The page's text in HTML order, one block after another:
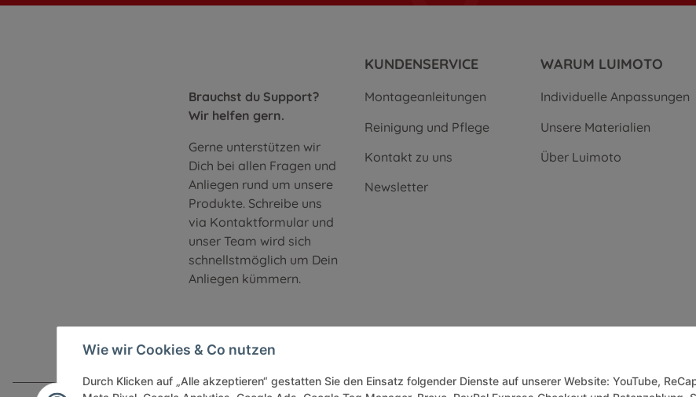
Brauchst du Support?
Wir helfen gern.
Gerne unterstützen wir
Dich bei allen Fragen und
Anliegen rund um unsere
Produkte. Schreibe uns
via Kontaktformular und
unser Team wird sich
schnellstmöglich um Dein
Anliegen kümmern.
KUNDENSERVICE
Montageanleitungen
Reinigung und Pflege
Kontakt zu uns
Newsletter
WARUM LUIMOTO
Individuelle Anpassungen
Unsere Materialien
Über Luimoto
Wie wir Cookies & Co nutzen
Durch Klicken auf „Alle akzeptieren“ gestatten Sie den Einsatz folgender Dienste auf unserer Website: YouTube,